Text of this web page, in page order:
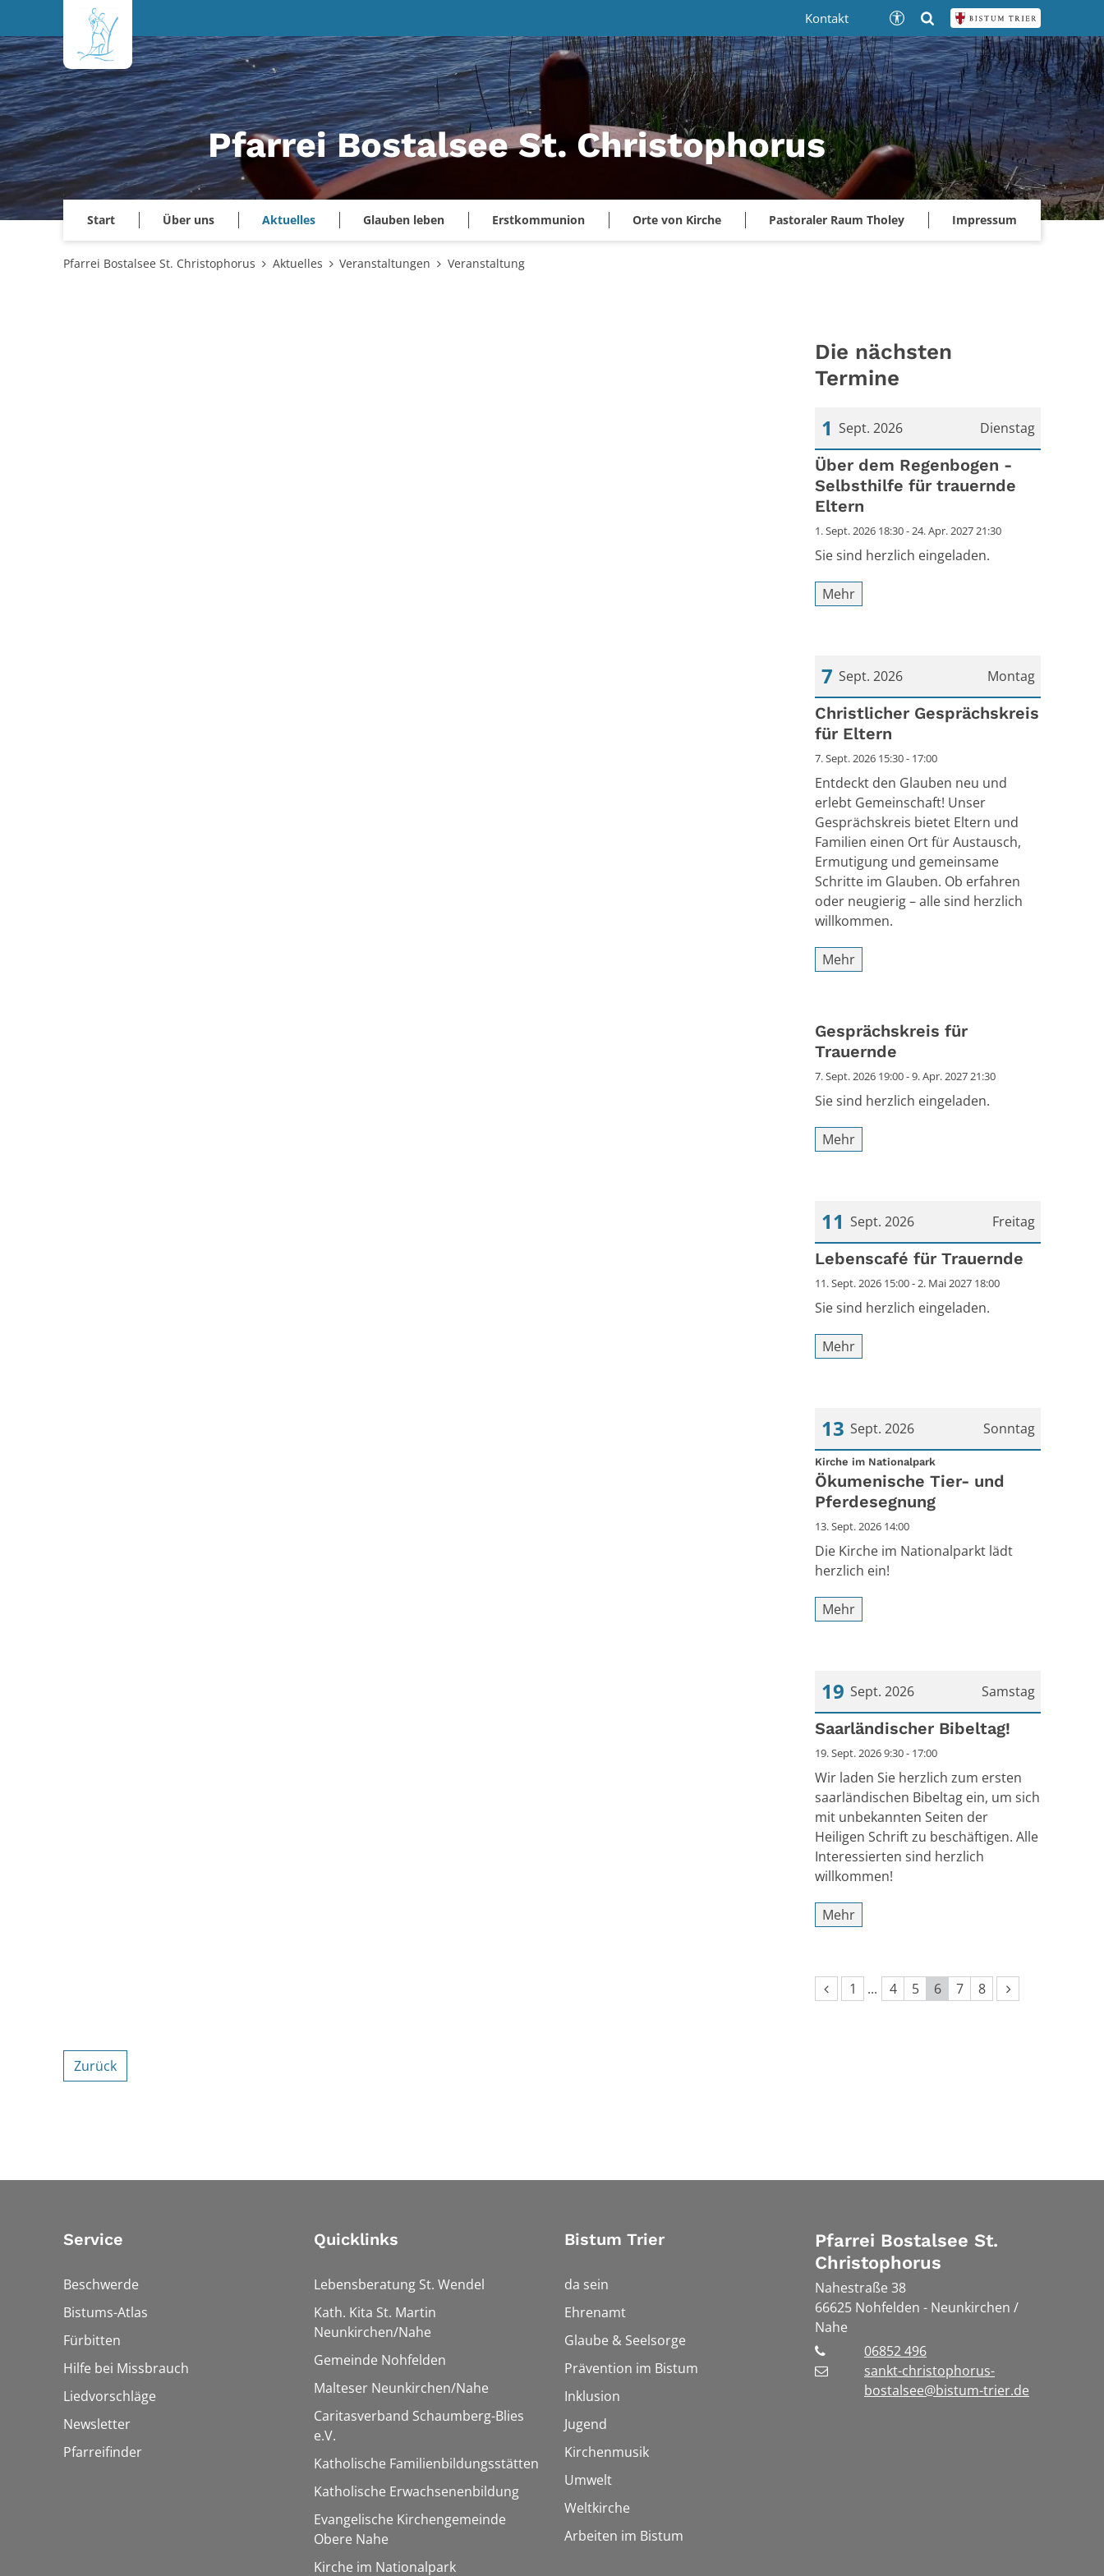
Zum Inhalt springen
Pfarrei Bostalsee St. Christophorus
Start Über uns Aktuelles Glauben leben Erstkommunion Orte von Kirche Pastoraler Raum Tholey Impressum
Kontakt
Pfarrei Bostalsee St. Christophorus Aktuelles Veranstaltungen Veranstaltung
Die nächsten
Termine
Dienstag
1 Sept. 2026
Datum: 1. September 2026
Über dem Regenbogen -
Selbsthilfe für trauernde
Eltern
1. Sept. 2026 18:30 - 24. Apr. 2027 21:30
Sie sind herzlich eingeladen.
Mehr
Montag
7 Sept. 2026
Datum: 7. September 2026
Christlicher Gesprächskreis
für Eltern
7. Sept. 2026 15:30 - 17:00
Entdeckt den Glauben neu und
erlebt Gemeinschaft! Unser
Gesprächskreis bietet Eltern und
Familien einen Ort für Austausch,
Ermutigung und gemeinsame
Schritte im Glauben. Ob erfahren
oder neugierig – alle sind herzlich
willkommen.
Mehr
Gesprächskreis für
Trauernde
7. Sept. 2026 19:00 - 9. Apr. 2027 21:30
Sie sind herzlich eingeladen.
Mehr
Freitag
11 Sept. 2026
Datum: 11. September 2026
Lebenscafé für Trauernde
11. Sept. 2026 15:00 - 2. Mai 2027 18:00
Sie sind herzlich eingeladen.
Mehr
Sonntag
13 Sept. 2026
Datum: 13. September 2026
Kirche im Nationalpark:
Ökumenische Tier- und
Pferdesegnung
13. Sept. 2026 14:00
Die Kirche im Nationalparkt lädt
herzlich ein!
Mehr
Samstag
19 Sept. 2026
Datum: 19. September 2026
Saarländischer Bibeltag!
19. Sept. 2026 9:30 - 17:00
Wir laden Sie herzlich zum ersten
saarländischen Bibeltag ein, um sich
mit unbekannten Seiten der
Heiligen Schrift zu beschäftigen. Alle
Interessierten sind herzlich
willkommen!
Mehr
Vorherige Seite
Erste Seite
1 4 5 6 7 8 Nächste Seite
Zurück
Service
Beschwerde
Bistums-Atlas
Fürbitten
Hilfe bei Missbrauch
Liedvorschläge
Newsletter
Pfarreifinder
Quicklinks
Lebensberatung St. Wendel
Kath. Kita St. Martin
Neunkirchen/Nahe
Gemeinde Nohfelden
Malteser Neunkirchen/Nahe
Caritasverband Schaumberg-Blies
e.V.
Katholische Familienbildungsstätten
Katholische Erwachsenenbildung
Evangelische Kirchengemeinde
Obere Nahe
Kirche im Nationalpark
Bistum Trier
da sein
Ehrenamt
Glaube & Seelsorge
Prävention im Bistum
Inklusion
Jugend
Kirchenmusik
Umwelt
Weltkirche
Arbeiten im Bistum
Pfarrei Bostalsee St.
Christophorus
Nahestraße 38
66625 Nohfelden - Neunkirchen /
Nahe
06852 496
sankt-christophorus-
bostalsee@bistum-trier.de